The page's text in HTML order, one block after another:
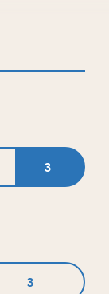
3
3
лота